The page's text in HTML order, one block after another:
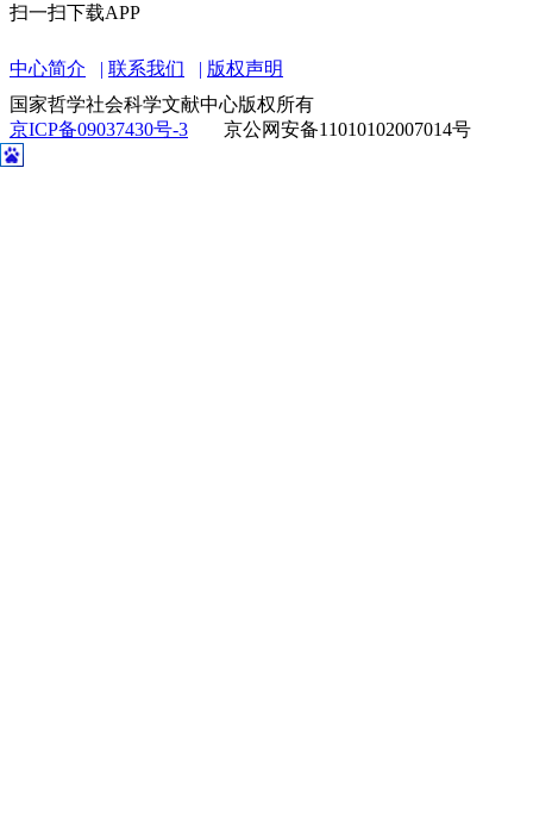
扫一扫下载APP
中心简介 联系我们
版权声明
国家哲学社会科学文献中心版权所有
京ICP备09037430号-3
京公网安备11010102007014号